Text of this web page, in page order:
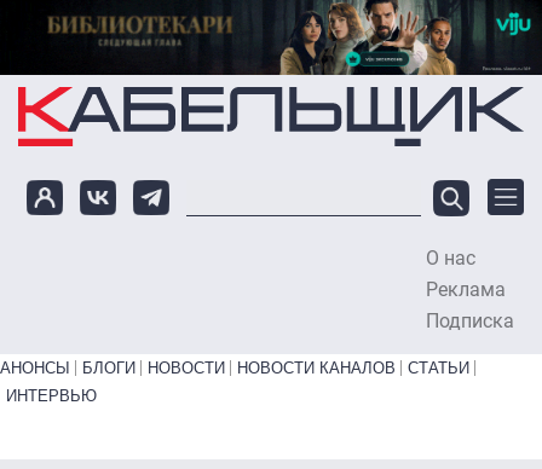
Перейти к основному содержанию
О нас
Реклама
Подписка
Primary links bottom
АНОНСЫ БЛОГИ НОВОСТИ НОВОСТИ КАНАЛОВ
СТАТЬИ
ИНТЕРВЬЮ